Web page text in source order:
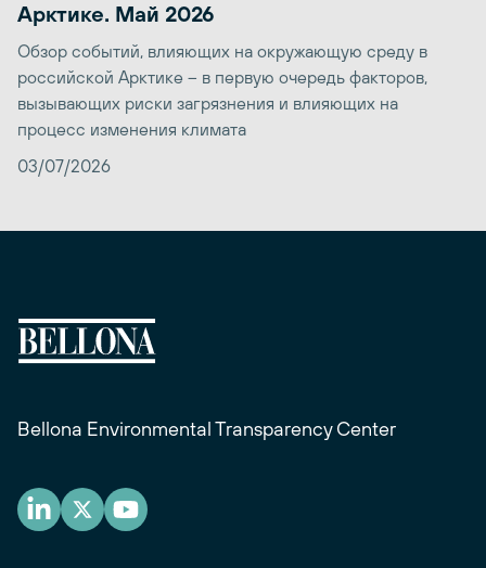
Арктике. Май 2026
Обзор событий, влияющих на окружающую среду в
российской Арктике – в первую очередь факторов,
вызывающих риски загрязнения и влияющих на
процесс изменения климата
03/07/2026
Bellona Environmental Transparency Center